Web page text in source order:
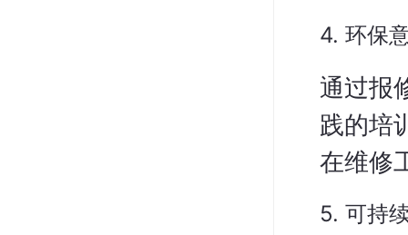
4. 环保
通过报
践的培
在维修
5. 可持